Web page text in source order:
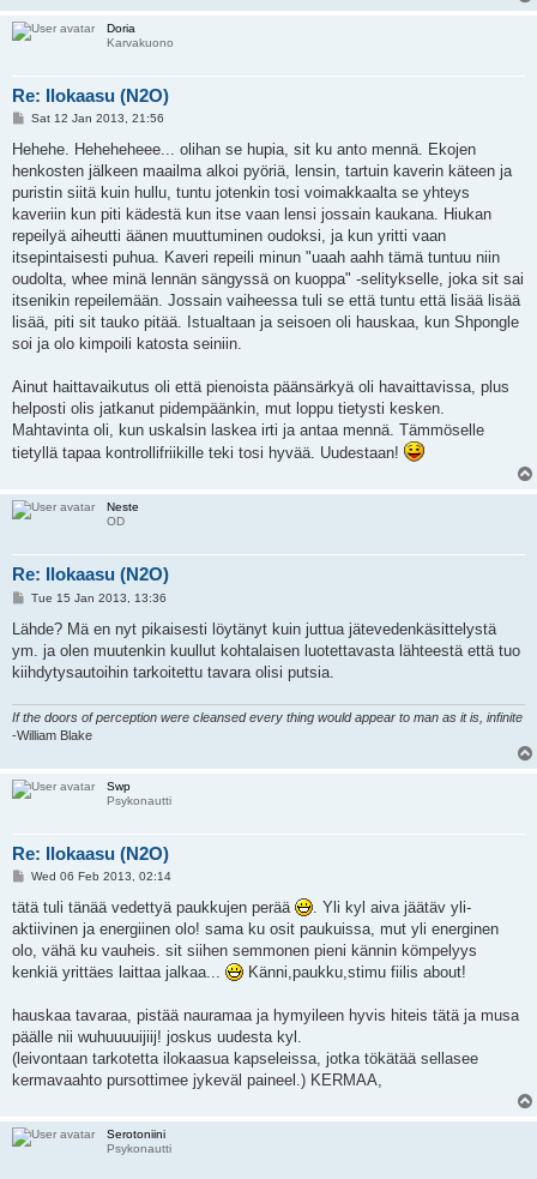
Doria
Karvakuono
Re: Ilokaasu (N2O)
P
s
Sat 12 Jan 2013, 21:56
Hehehe. Heheheheee... olihan se hupia, sit ku anto mennä. Ekojen
henkosten jälkeen maailma alkoi pyöriä, lensin, tartuin kaverin käteen ja
puristin siitä kuin hullu, tuntu jotenkin tosi voimakkaalta se yhteys
kaveriin kun piti kädestä kun itse vaan lensi jossain kaukana. Hiukan
repeilyä aiheutti äänen muuttuminen oudoksi, ja kun yritti vaan
itsepintaisesti puhua. Kaveri repeili minun "uaah aahh tämä tuntuu niin
oudolta, whee minä lennän sängyssä on kuoppa" -selitykselle, joka sit sai
itsenikin repeilemään. Jossain vaiheessa tuli se että tuntu että lisää lisää
lisää, piti sit tauko pitää. Istualtaan ja seisoen oli hauskaa, kun Shpongle
soi ja olo kimpoili katosta seiniin.
Ainut haittavaikutus oli että pienoista päänsärkyä oli havaittavissa, plus
helposti olis jatkanut pidempäänkin, mut loppu tietysti kesken.
Mahtavinta oli, kun uskalsin laskea irti ja antaa mennä. Tämmöselle
tietyllä tapaa kontrollifriikille teki tosi hyvää. Uudestaan!
Neste
OD
Re: Ilokaasu (N2O)
P
s
Tue 15 Jan 2013, 13:36
Lähde? Mä en nyt pikaisesti löytänyt kuin juttua jätevedenkäsittelystä
ym. ja olen muutenkin kuullut kohtalaisen luotettavasta lähteestä että tuo
kiihdytysautoihin tarkoitettu tavara olisi putsia.
If the doors of perception were cleansed every thing would appear to man as it is, infinite
-William Blake
Swp
Psykonautti
Re: Ilokaasu (N2O)
P
s
Wed 06 Feb 2013, 02:14
tätä tuli tänää vedettyä paukkujen perää
. Yli kyl aiva jäätäv yli-
aktiivinen ja energiinen olo! sama ku osit paukuissa, mut yli energinen
olo, vähä ku vauheis. sit siihen semmonen pieni kännin kömpelyys
kenkiä yrittäes laittaa jalkaa...
Känni,paukku,stimu fiilis about!
hauskaa tavaraa, pistää nauramaa ja hymyileen hyvis hiteis tätä ja musa
päälle nii wuhuuuuijiij! joskus uudesta kyl.
(leivontaan tarkotetta ilokaasua kapseleissa, jotka tökätää sellasee
kermavaahto pursottimee jykeväl paineel.) KERMAA,
Serotoniini
Psykonautti